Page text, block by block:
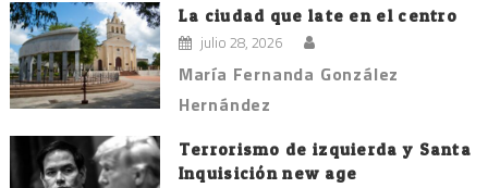
La ciudad que late en el centro
julio 28, 2026
María Fernanda González
Hernández
Terrorismo de izquierda y Santa
Inquisición new age